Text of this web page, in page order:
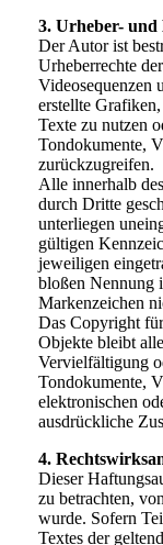
3. Urheber- und
Der Autor ist
Urheberrechte
Videosequenzen
erstellte
Texte zu nutzen
Tondokumente,
zurückzugreifen.
Alle innerhalb
durch Dritte
unterliegen
gültigen
jeweiligen
bloßen Nennung
Markenzeichen
Das Copyright
Objekte bleibt
Vervielfältigung
Tondokumente,
elektronischen
ausdrückliche
4.
Dieser
zu betrachten,
wurde. Sofern
Textes der